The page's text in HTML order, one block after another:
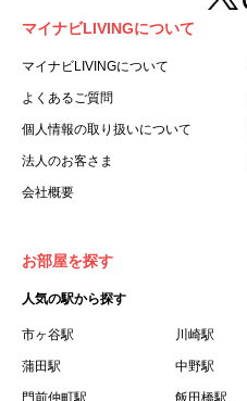
マイナビLIVINGについて
マイナビLIVINGについて
よくあるご質問
個人情報の取り扱いについて
法人のお客さま
会社概要
お部屋を探す
人気の駅から探す
市ヶ谷駅 川崎駅
蒲田駅 中野駅
門前仲町駅 飯田橋駅